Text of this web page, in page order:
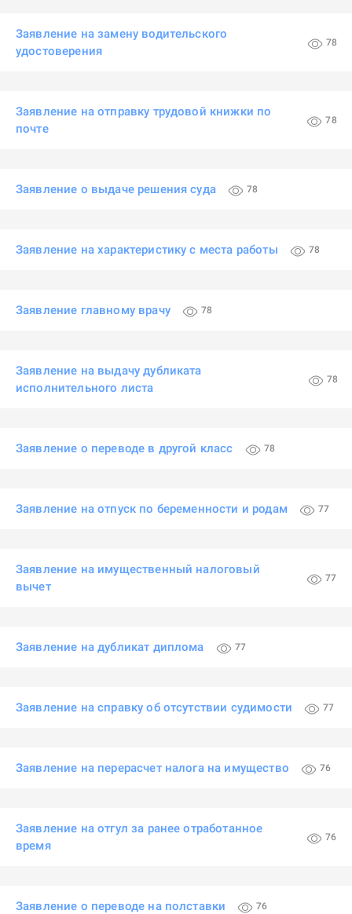
Заявление на замену водительского
удостоверения
78
Заявление на отправку трудовой книжки по
почте
78
Заявление о выдаче решения суда 78
Заявление на характеристику с места работы 78
Заявление главному врачу 78
Заявление на выдачу дубликата
исполнительного листа
78
Заявление о переводе в другой класс 78
Заявление на отпуск по беременности и родам 77
Заявление на имущественный налоговый
вычет
77
Заявление на дубликат диплома 77
Заявление на справку об отсутствии судимости 77
Заявление на перерасчет налога на имущество 76
Заявление на отгул за ранее отработанное
время
76
Заявление о переводе на полставки 76